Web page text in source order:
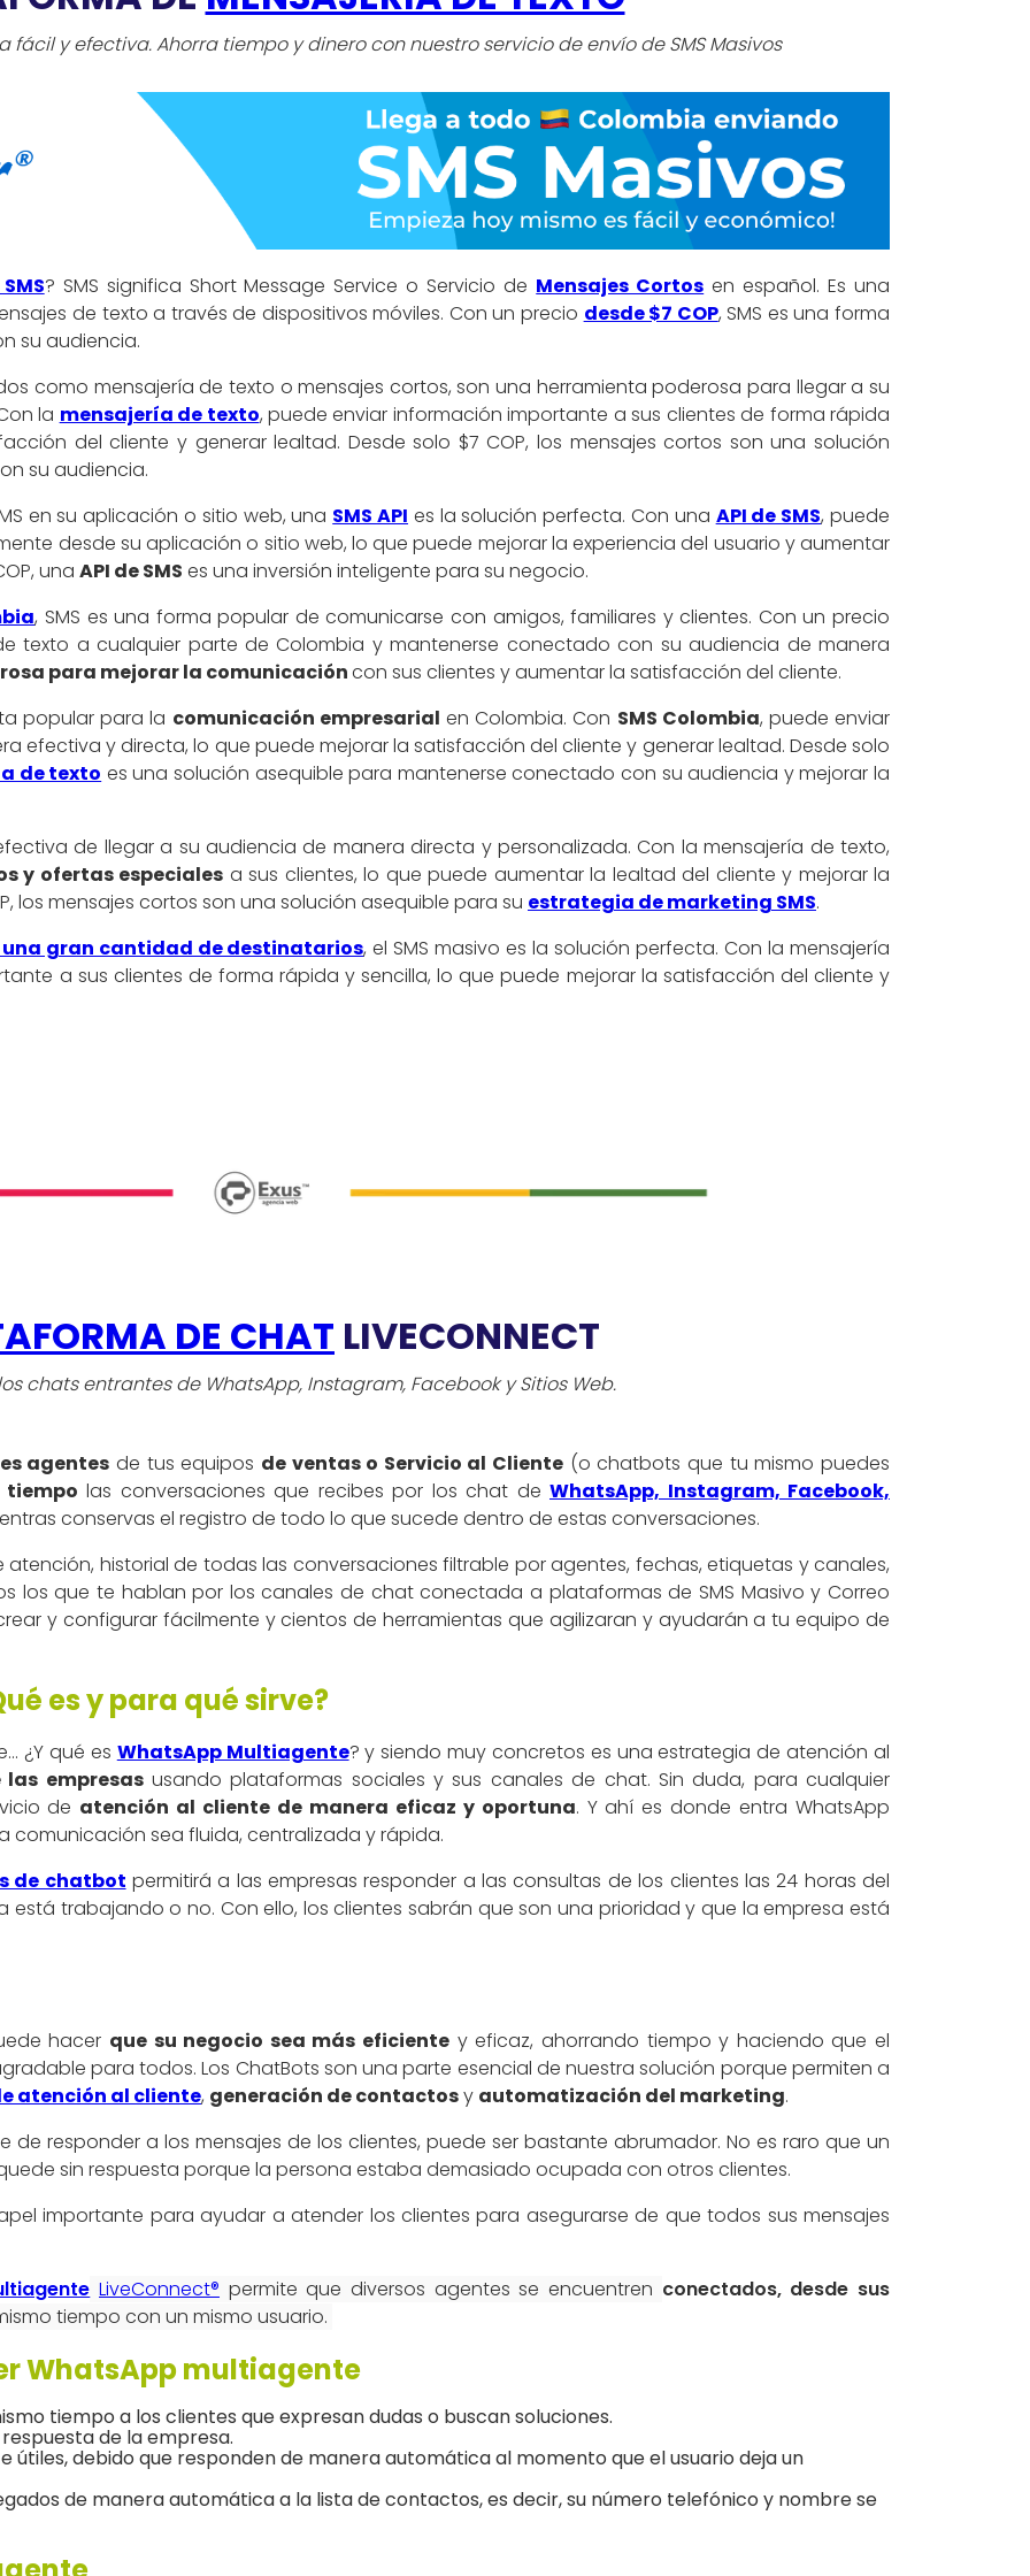
fácil y efectiva. Ahorra tiempo y dinero con nuestro servicio de envío de SMS Masivos
? SMS significa Short Message Service o Servicio de Mensajes Cortos en español. Es una
de texto a través de dispositivos móviles. Con un precio desde $7 COP, SMS es una forma
su audiencia.
como mensajería de texto o mensajes cortos, son una herramienta poderosa para llegar a su
la mensajería de texto, puede enviar información importante a sus clientes de forma rápida
del cliente y generar lealtad. Desde solo $7 COP, los mensajes cortos son una solución
su audiencia.
en su aplicación o sitio web, una SMS API es la solución perfecta. Con una API de SMS, puede
desde su aplicación o sitio web, lo que puede mejorar la experiencia del usuario y aumentar
una API de SMS es una inversión inteligente para su negocio.
, SMS es una forma popular de comunicarse con amigos, familiares y clientes. Con un precio
texto a cualquier parte de Colombia y mantenerse conectado con su audiencia de manera
para mejorar la comunicacióncon sus clientes y aumentar la satisfacción del cliente.
popular para la comunicación empresarial en Colombia. Con SMS Colombia, puede enviar
efectiva y directa, lo que puede mejorar la satisfacción del cliente y generar lealtad. Desde solo
de texto es una solución asequible para mantenerse conectado con su audiencia y mejorar la
de llegar a su audiencia de manera directa y personalizada. Con la mensajería de texto,
y ofertas especiales a sus clientes, lo que puede aumentar la lealtad del cliente y mejorar la
los mensajes cortos son una solución asequible para su estrategia de marketing SMS.
gran cantidad de destinatarios, el SMS masivo es la solución perfecta. Con la mensajería
a sus clientes de forma rápida y sencilla, lo que puede mejorar la satisfacción del cliente y
DE CHAT LIVECONNECT
chats entrantes de WhatsApp, Instagram, Facebook y Sitios Web.
agentes de tus equipos de ventas o Servicio al Cliente (o chatbots que tu mismo puedes
las conversaciones que recibes por los chat de WhatsApp, Instagram, Facebook,
conservas el registro de todo lo que sucede dentro de estas conversaciones.
historial de todas las conversaciones filtrable por agentes, fechas, etiquetas y canales,
los que te hablan por los canales de chat conectada a plataformas de SMS Masivo y Correo
y configurar fácilmente y cientos de herramientas que agilizaran y ayudarán a tu equipo de
es y para qué sirve?
¿Y qué es WhatsApp Multiagente?y siendo muy concretos es una estrategia de atención al
empresasusando plataformas sociales y sus canales de chat. Sin duda, para cualquier
de atención al cliente de manera eficaz y oportuna. Y ahí es donde entra WhatsApp
comunicación sea fluida, centralizada y rápida.
de chatbot permitirá a las empresas responder a las consultas de los clientes las 24 horas del
está trabajando o no. Con ello, los clientes sabrán que son una prioridad y que la empresa está
hacer que su negocio sea más eficiente y eficaz, ahorrando tiempo y haciendo que el
para todos. Los ChatBots son una parte esencial de nuestra solución porque permiten a
atención al cliente, generación de contactosy automatización del marketing.
de responder a los mensajes de los clientes, puede ser bastante abrumador. No es raro que un
sin respuesta porque la persona estaba demasiado ocupada con otros clientes.
importante para ayudar a atender los clientes para asegurarse de que todos sus mensajes
LiveConnect® permite que diversos agentes se encuentren conectados, desde sus
tiempo con un mismo usuario.
WhatsApp multiagente
tiempo a los clientes que expresan dudas o buscan soluciones.
de la empresa.
útiles, debido que responden de manera automática al momento que el usuario deja un
de manera automática a la lista de contactos, es decir, su número telefónico y nombre se